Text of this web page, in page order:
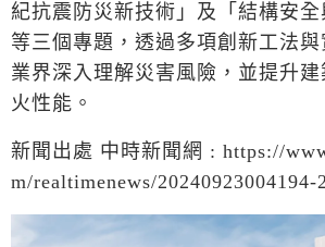
紀抗震防災新技術」及「結構安全
等三個專題，透過多項創新工法
業界深入理解災害風險，並提升
火性能。
新聞出處 中時新聞網 : https://
m/realtimenews/20240923004194-